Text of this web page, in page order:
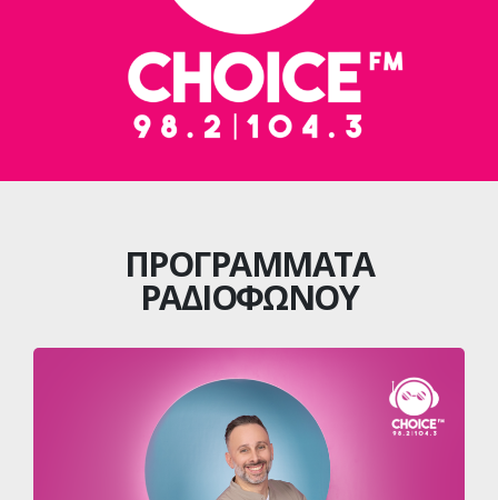
ΠΡΟΓΡΑΜΜΑΤΑ
ΡΑΔΙΟΦΩΝΟΥ